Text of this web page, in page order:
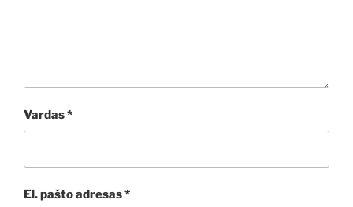
Vardas*
El. pašto adresas*